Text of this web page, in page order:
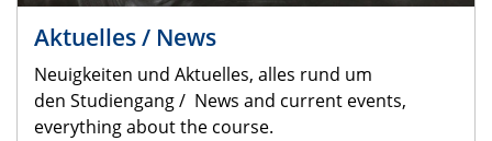
Aktuelles / News
Neuigkeiten und Aktuelles, alles rund um
den Studiengang / News and current events,
everything about the course.